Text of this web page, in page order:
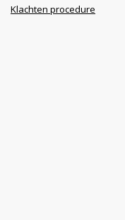
Klachten procedure